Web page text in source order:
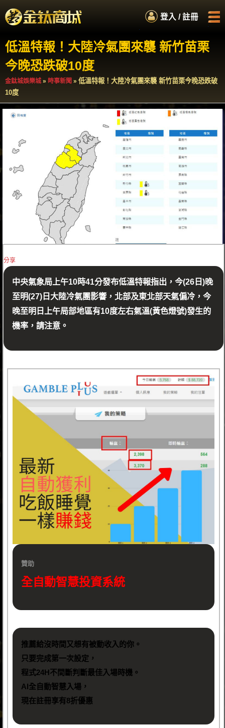
登入 / 註冊
.
.
.
.
首頁 娛樂城商城
如何累積紅利
低溫特報！大陸冷氣團來襲 新竹苗栗
今晚恐跌破10度
金鈦城娛樂城 » 時事新聞 » 低溫特報！大陸冷氣團來襲 新竹苗栗今晚恐跌破
10度
分享
中央氣象局上午10時41分發布低溫特報指出，今(26日)晚
至明(27)日大陸冷氣團影響，北部及東北部天氣偏冷，今
晚至明日上午局部地區有10度左右氣溫(黃色燈號)發生的
機率，請注意。
贊助
全自動智慧投資系統
推薦給沒時間又想有被動收入的你。
只要完成第一次設定，
程式24H不間斷判斷最佳入場時機。
AI全自動智慧入場，
現在註冊享有8折優惠